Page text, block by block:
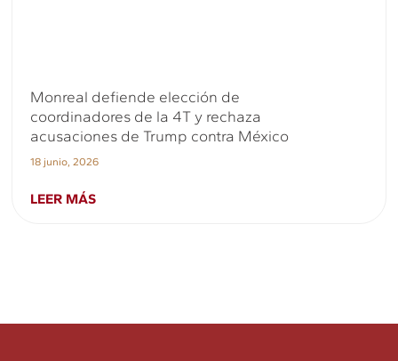
Monreal defiende elección de
coordinadores de la 4T y rechaza
acusaciones de Trump contra México
18 junio, 2026
LEER MÁS